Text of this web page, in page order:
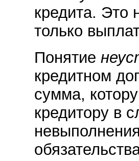
кредита. Это
только
Понятие
кредитном
сумма,
кредитору в